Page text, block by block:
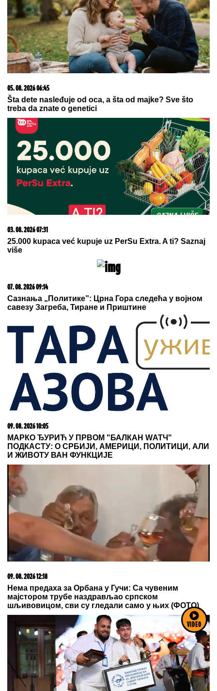
VIDEO
05. 08. 2026 06:45
Šta dete nasleđuje od oca, a šta od majke? Sve što
treba da znate o genetici
03. 08. 2026 07:31
25.000 kupaca već kupuje uz PerSu Extra. A ti? Saznaj
više
07. 08. 2026 09:14
Сазнања „Политике”: Црна Гора следећа у војном
савезу Загреба, Тиране и Приштине
09. 08. 2026 10:05
МАРКО ЂУРИЋ У ПРВОМ "БАЛКАН WАТЧ"
ПОДКАСТУ: О СРБИЈИ, АМЕРИЦИ, ПОЛИТИЦИ, АЛИ
И ЖИВОТУ ВАН ФУНКЦИЈЕ
09. 08. 2026 12:18
Нема предаха за Орбана у Гучи: Са чувеним
мајстором трубе наздрављао српском
шљивовицом, сви су гледали само у њих (ФОТО)